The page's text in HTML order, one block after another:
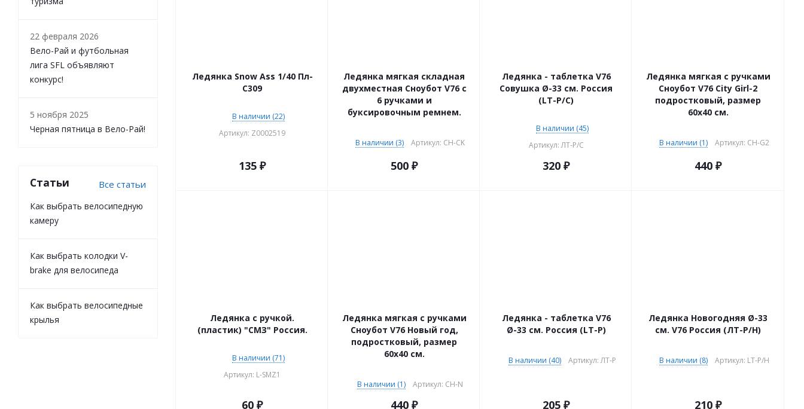
Ледянка Snow Ass 1/40 Пл-
С309
В наличии (22)
Артикул: Z0002519
135 ₽
Ледянка мягкая складная
двухместная Сноубот V76 с
6 ручками и
буксировочным ремнем.
В наличии (3) Артикул: CH-CK
500 ₽
Ледянка - таблетка V76
Совушка Ø-33 см. Россия
(LT-P/C)
В наличии (45)
Артикул: ЛТ-Р/С
320 ₽
Ледянка мягкая с ручками
Сноубот V76 City Girl-2
подростковый, размер
60х40 см.
В наличии (1) Артикул: CH-G2
440 ₽
Ледянка с ручкой.
(пластик) "СМЗ" Россия.
В наличии (71)
Артикул: L-SMZ1
60 ₽
Ледянка мягкая с ручками
Сноубот V76 Новый год,
подростковый, размер
60х40 см.
В наличии (1) Артикул: CH-N
440 ₽
Ледянка - таблетка V76
Ø-33 см. Россия (LT-P)
В наличии (40) Артикул: ЛТ-Р
205 ₽
Ледянка Новогодняя Ø-33
см. V76 Россия (ЛТ-Р/Н)
В наличии (8) Артикул: LT-P/H
210 ₽
22 февраля 2026
Вело-Рай и футбольная
лига SFL объявляют
конкурс!
5 ноября 2025
Черная пятница в Вело-Рай!
Статьи Все статьи
Как выбрать велосипедную
камеру
Как выбрать колодки V-
brake для велосипеда
Как выбрать велосипедные
крылья